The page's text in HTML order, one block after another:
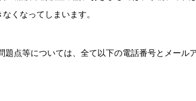
くなってしまいます。
題点等については、全て以下の電話番号とメール